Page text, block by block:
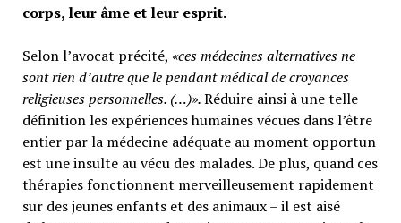
corps, leur âme et leur esprit.
Selon l’avocat précité, «ces médecines alternatives ne
sont rien d’autre que le pendant médical de croyances
religieuses personnelles. (…)».Réduire ainsi à une telle
définition les expériences humaines vécues dans l’être
entier par la médecine adéquate au moment opportun
est une insulte au vécu des malades. De plus, quand ces
thérapies fonctionnent merveilleusement rapidement
sur des jeunes enfants et des animaux – il est aisé